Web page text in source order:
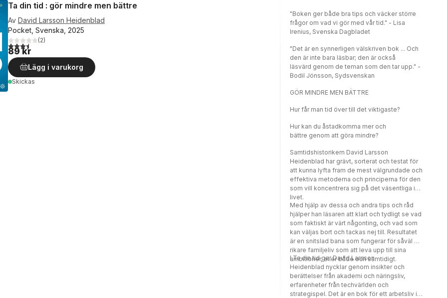
Ta din tid : gör mindre men bättre
Av David Larsson Heidenblad
Pocket, Svenska, 2025
3,5utav 5 stjärnor. Totalt antal röster:
(2)
89 kr
Lägg i varukorg
Skickas
"Boken ger både bra tips och väcker större
frågor om vad vi gör med vår tid." - Lisa
Irenius, Svenska Dagbladet
"Det är en synnerligen välskriven bok ... Och
den är inte bara läsbar; den är också
läsvärd genom de teman som den tar upp." -
Bodil Jönsson, Sydsvenskan
GÖR MINDRE MEN BÄTTRE
Hur får man tid över till det viktigaste?
Hur kan du åstadkomma mer och
bättre genom att göra mindre?
Samtidshistorikern David Larsson
Heidenblad har grävt, sorterat och testat för
att kunna lyfta fram de mest välgrundade och
effektiva metoderna och principerna för den
som vill koncentrera sig på det väsentliga i
livet.
Med hjälp av dessa och andra tips och råd
hjälper han läsaren att klart och tydligt se vad
som faktiskt är värt någonting, och vad som
kan väljas bort och tackas nej till. Resultatet
är en snitslad bana som fungerar för såväl ett
rikare familjeliv som att leva upp till sina
ambitioner, eller både och samtidigt.
I Ta din tid ger David Larsson
Heidenblad nycklar genom insikter och
berättelser från akademi och näringsliv,
erfarenheter från techvärlden och
strategispel. Det är en bok för ett arbetsliv i